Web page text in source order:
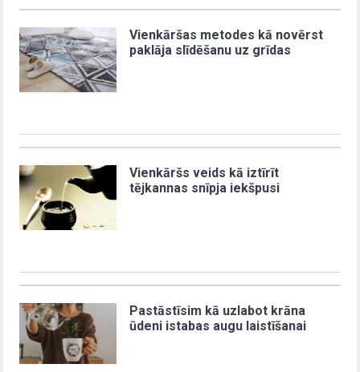
Vienkāršas metodes kā novērst
paklāja slīdēšanu uz grīdas
Vienkāršs veids kā iztīrīt
tējkannas snīpja iekšpusi
Pastāstīsim kā uzlabot krāna
ūdeni istabas augu laistīšanai